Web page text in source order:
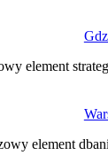
element
element